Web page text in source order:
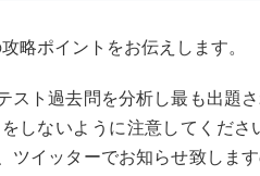
略ポイントをお伝えします。
ト過去問を分析し最も出題
しないように注意してくだ
イッターでお知らせ致しま